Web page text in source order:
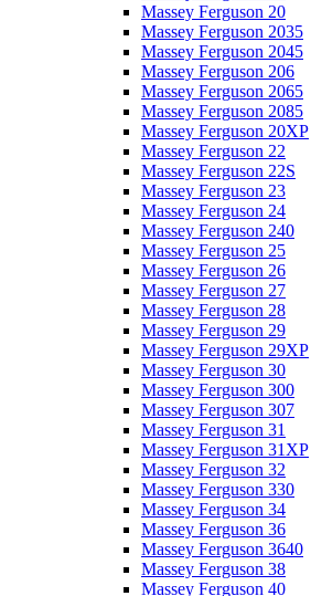
Massey Ferguson 20
Massey Ferguson 2035
Massey Ferguson 2045
Massey Ferguson 206
Massey Ferguson 2065
Massey Ferguson 2085
Massey Ferguson 20XP
Massey Ferguson 22
Massey Ferguson 22S
Massey Ferguson 23
Massey Ferguson 24
Massey Ferguson 240
Massey Ferguson 25
Massey Ferguson 26
Massey Ferguson 27
Massey Ferguson 28
Massey Ferguson 29
Massey Ferguson 29XP
Massey Ferguson 30
Massey Ferguson 300
Massey Ferguson 307
Massey Ferguson 31
Massey Ferguson 31XP
Massey Ferguson 32
Massey Ferguson 330
Massey Ferguson 34
Massey Ferguson 36
Massey Ferguson 3640
Massey Ferguson 38
Massey Ferguson 40